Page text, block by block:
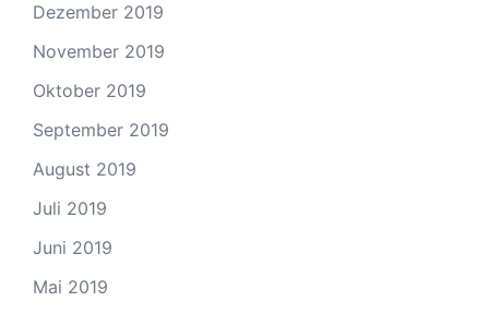
Dezember 2019
November 2019
Oktober 2019
September 2019
August 2019
Juli 2019
Juni 2019
Mai 2019